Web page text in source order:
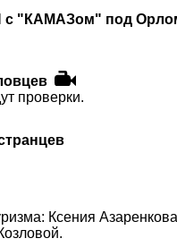
с "КАМАЗом" под
проверки.
Ксения